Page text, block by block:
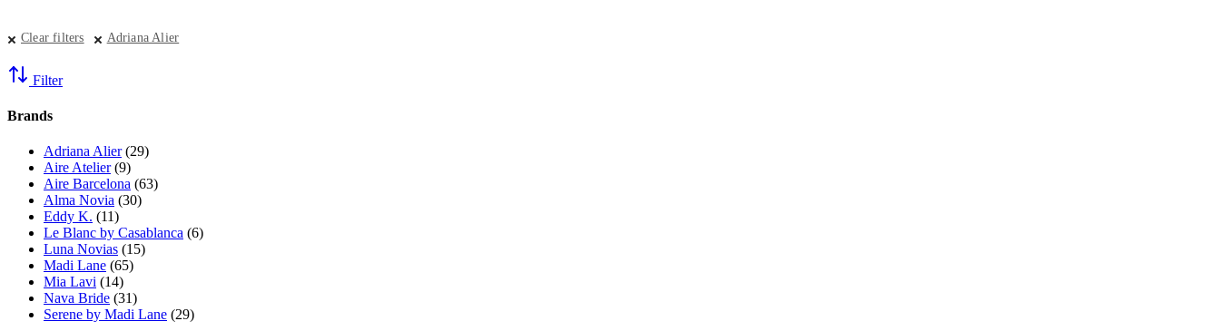
Clear filters Adriana Alier
Filter
Brands
Adriana Alier (29)
Aire Atelier (9)
Aire Barcelona (63)
Alma Novia (30)
Eddy K. (11)
Le Blanc by Casablanca (6)
Luna Novias (15)
Madi Lane (65)
Mia Lavi (14)
Nava Bride (31)
Serene by Madi Lane (29)